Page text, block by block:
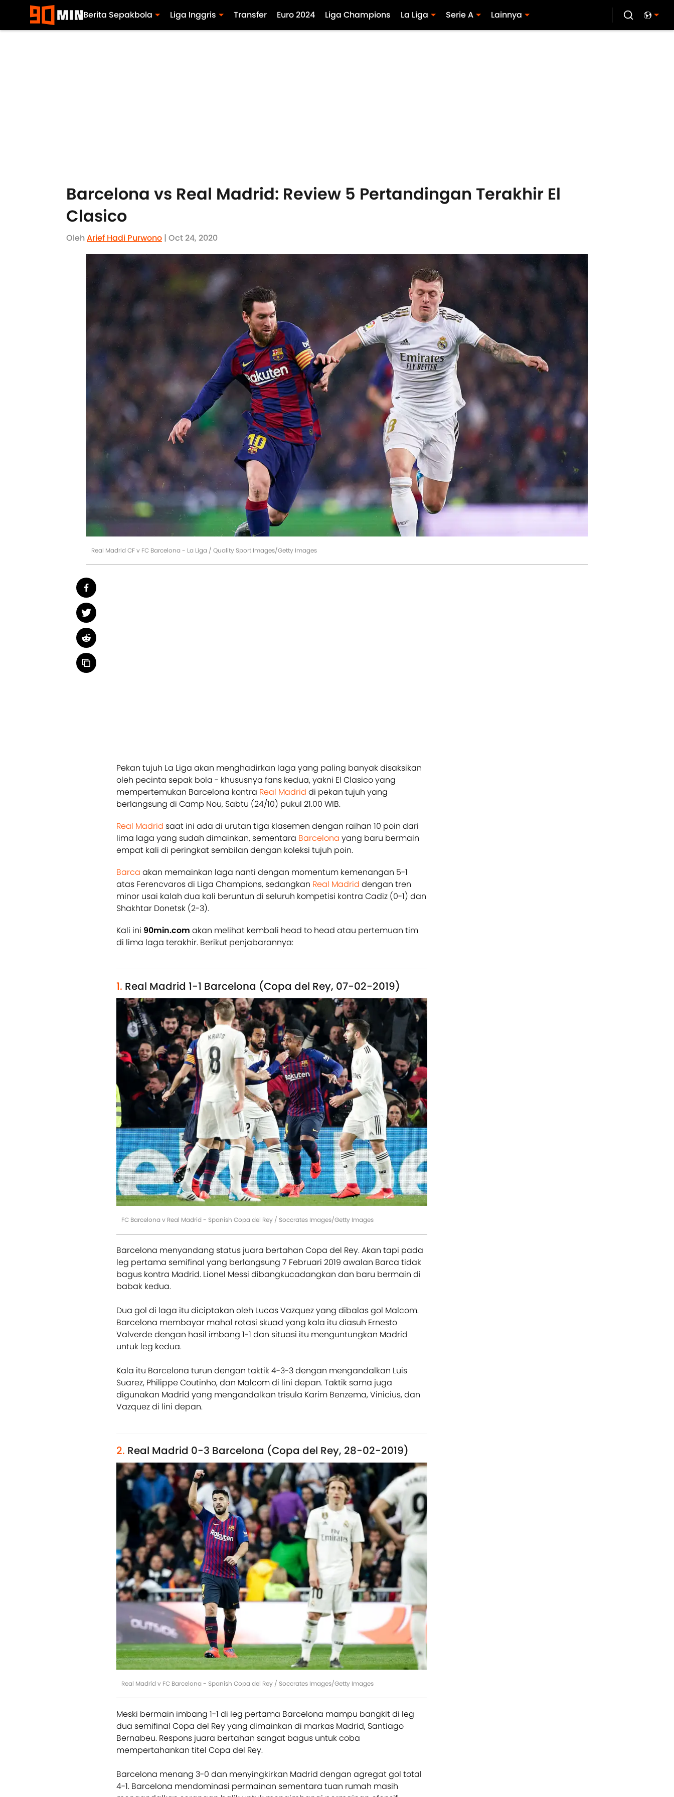
Berita Sepakbola Liga Inggris Transfer Euro 2024 Liga Champions La Liga Serie A Lainnya
Barcelona vs Real Madrid: Review 5 Pertandingan Terakhir El
Clasico
OlehArief Hadi Purwono | Oct 24, 2020
Real Madrid CF v FC Barcelona - La Liga / Quality Sport Images/Getty Images
Pekan tujuh La Liga akan menghadirkan laga yang paling banyak disaksikan
oleh pecinta sepak bola - khususnya fans kedua, yakni El Clasico yang
mempertemukan Barcelona kontra Real Madrid di pekan tujuh yang
berlangsung di Camp Nou, Sabtu (24/10) pukul 21.00 WIB.
Real Madrid saat ini ada di urutan tiga klasemen dengan raihan 10 poin dari
lima laga yang sudah dimainkan, sementara Barcelona yang baru bermain
empat kali di peringkat sembilan dengan koleksi tujuh poin.
Barca akan memainkan laga nanti dengan momentum kemenangan 5-1
atas Ferencvaros di Liga Champions, sedangkan Real Madrid dengan tren
minor usai kalah dua kali beruntun di seluruh kompetisi kontra Cadiz (0-1) dan
Shakhtar Donetsk (2-3).
Kali ini 90min.com akan melihat kembali head to head atau pertemuan tim
di lima laga terakhir. Berikut penjabarannya:
1. Real Madrid 1-1 Barcelona (Copa del Rey, 07-02-2019)
FC Barcelona v Real Madrid - Spanish Copa del Rey / Soccrates Images/Getty Images
Barcelona menyandang status juara bertahan Copa del Rey. Akan tapi pada
leg pertama semifinal yang berlangsung 7 Februari 2019 awalan Barca tidak
bagus kontra Madrid. Lionel Messi dibangkucadangkan dan baru bermain di
babak kedua.
Dua gol di laga itu diciptakan oleh Lucas Vazquez yang dibalas gol Malcom.
Barcelona membayar mahal rotasi skuad yang kala itu diasuh Ernesto
Valverde dengan hasil imbang 1-1 dan situasi itu menguntungkan Madrid
untuk leg kedua.
Kala itu Barcelona turun dengan taktik 4-3-3 dengan mengandalkan Luis
Suarez, Philippe Coutinho, dan Malcom di lini depan. Taktik sama juga
digunakan Madrid yang mengandalkan trisula Karim Benzema, Vinicius, dan
Vazquez di lini depan.
2. Real Madrid 0-3 Barcelona (Copa del Rey, 28-02-2019)
Real Madrid v FC Barcelona - Spanish Copa del Rey / Soccrates Images/Getty Images
Meski bermain imbang 1-1 di leg pertama Barcelona mampu bangkit di leg
dua semifinal Copa del Rey yang dimainkan di markas Madrid, Santiago
Bernabeu. Respons juara bertahan sangat bagus untuk coba
mempertahankan titel Copa del Rey.
Barcelona menang 3-0 dan menyingkirkan Madrid dengan agregat gol total
4-1. Barcelona mendominasi permainan sementara tuan rumah masih